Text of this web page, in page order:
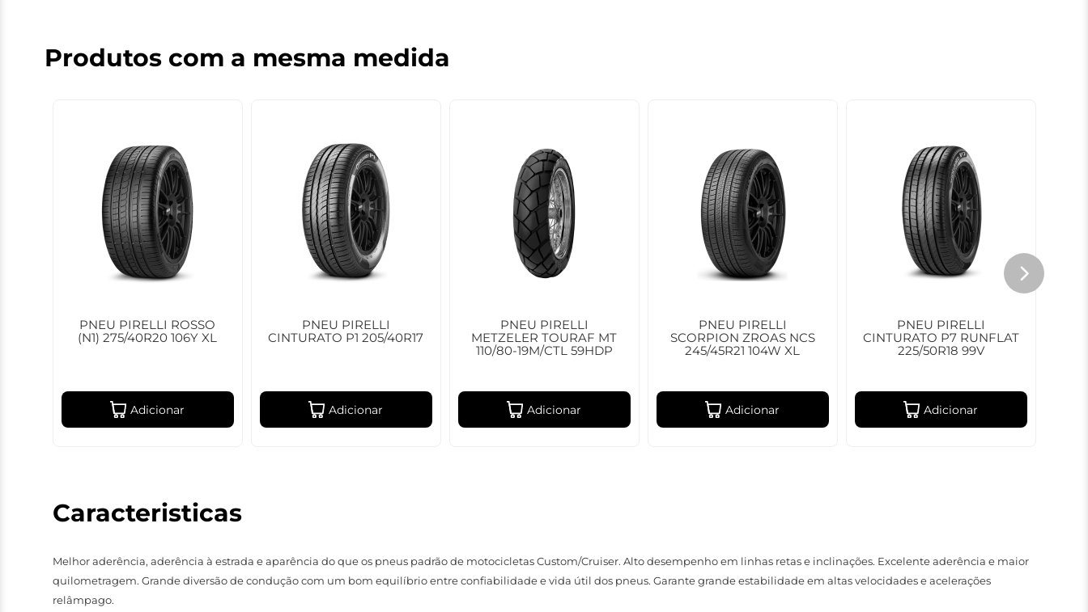
Produtos com a mesma medida
PNEU PIRELLI ROSSO
(N1) 275/40R20 106Y XL
Adicionar
PNEU PIRELLI
CINTURATO P1 205/40R17
Adicionar
PNEU PIRELLI
METZELER TOURAF MT
110/80-19M/CTL 59HDP
Adicionar
PNEU PIRELLI
SCORPION ZROAS NCS
245/45R21 104W XL
Adicionar
PNEU PIRELLI
CINTURATO P7 RUNFLAT
225/50R18 99V
Adicionar
Caracteristicas
Melhor aderência, aderência à estrada e aparência do que os pneus padrão de motocicletas Custom/Cruiser. Alto desempenho em linhas retas e inclinações. Excelente aderência e maior
quilometragem. Grande diversão de condução com um bom equilíbrio entre confiabilidade e vida útil dos pneus. Garante grande estabilidade em altas velocidades e acelerações
relâmpago.